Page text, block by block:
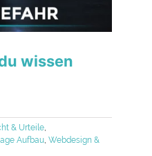
wissen
& Urteile
Aufbau ,Webdesign &